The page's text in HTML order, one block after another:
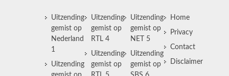
Uitzending
gemist op
Nederland
1
Uitzending
Uitzending
gemist op
RTL 4
Uitzending
gemist op
Uitzending
gemist op
NET 5
Uitzending
gemist op
Home
Privacy
Contact
Disclaimer